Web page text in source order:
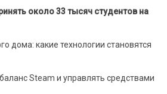
около 33 тысяч студентов на
дома: какие технологии становятся
Steam и управлять средствами